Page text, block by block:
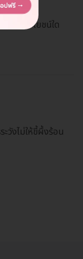
ธิประโยชน์ใด
วังไม่ให้ขี้ผึ้งร้อน